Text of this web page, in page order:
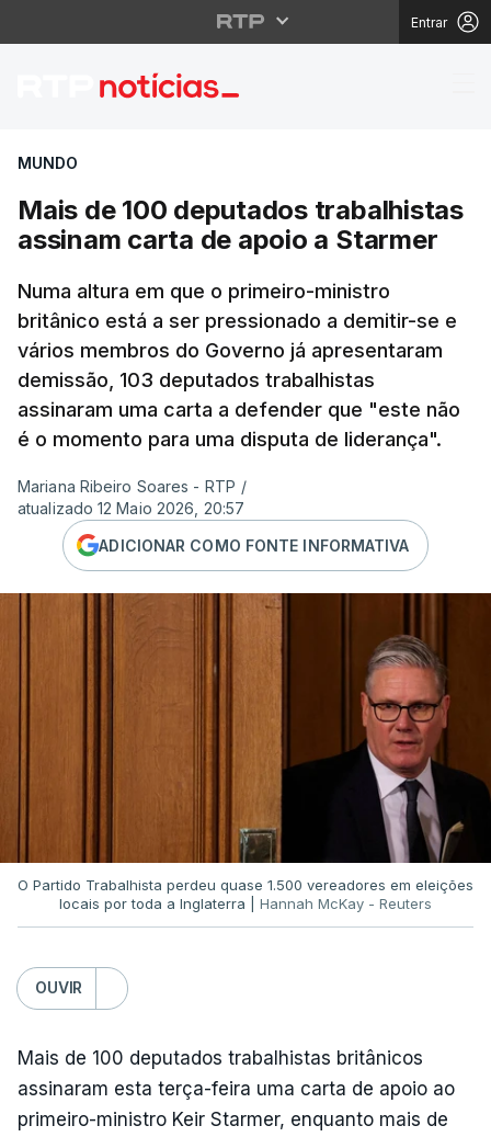
Entrar
Mais de 100
MUNDO
Mais de 100 deputados trabalhistas
assinam carta de apoio a Starmer
Numa altura em que o primeiro-ministro
britânico está a ser pressionado a demitir-se e
vários membros do Governo já apresentaram
demissão, 103 deputados trabalhistas
assinaram uma carta a defender que "este não
é o momento para uma disputa de liderança".
Mariana Ribeiro Soares - RTP /
atualizado 12 Maio 2026, 20:57
ADICIONAR COMO FONTE INFORMATIVA
O Partido Trabalhista perdeu quase 1.500 vereadores em eleições
locais por toda a Inglaterra | Hannah McKay - Reuters
OUVIR
Mais de 100 deputados trabalhistas britânicos
assinaram esta terça-feira uma carta de apoio ao
primeiro-ministro Keir Starmer, enquanto mais de